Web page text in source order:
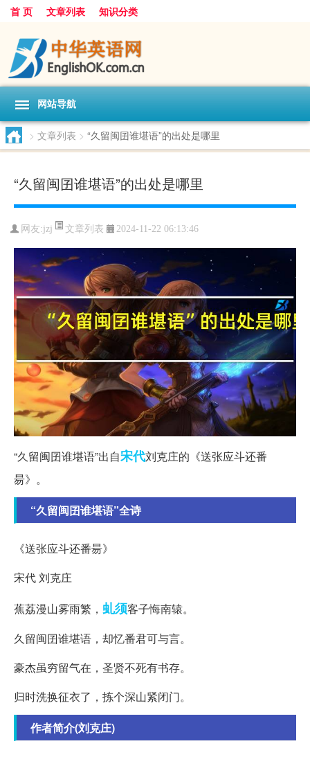
首 页 文章列表 知识分类
网站导航
> 文章列表 > “久留闽囝谁堪语”的出处是哪里
“久留闽囝谁堪语”的出处是哪里
网友:jzj 文章列表 2024-11-22 06:13:46
“久留闽囝谁堪语”出自宋代刘克庄的《送张应斗还番
昜》。
“久留闽囝谁堪语”全诗
《送张应斗还番昜》
宋代 刘克庄
蕉荔漫山雾雨繁， 虬须客子悔南辕。
久留闽囝谁堪语，却忆番君可与言。
豪杰虽穷留气在，圣贤不死有书存。
归时洗换征衣了，拣个深山紧闭门。
作者简介(刘克庄)